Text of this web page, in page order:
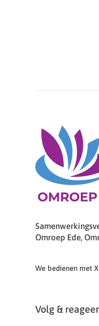
Omroep Ede,
We bedienen met
Volg & reageer